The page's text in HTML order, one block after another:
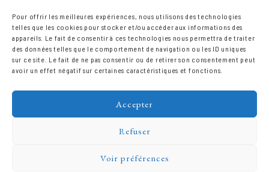
Pour offrir les meilleures expériences, nous utilisons des technologies
telles que les cookies pour stocker et/ou accéder aux informations des
appareils. Le fait de consentir à ces technologies nous permettra de traiter
des données telles que le comportement de navigation ou les ID uniques
sur ce site. Le fait de ne pas consentir ou de retirer son consentement peut
avoir un effet négatif sur certaines caractéristiques et fonctions.
Accepter
Refuser
Voir préférences
sa passion des grands vins de plaisir avec Yannick Champ qu'il
nomme co-gérant du Domaine Prieuré Roch.
Domaine Prieuré Roch © 2026.